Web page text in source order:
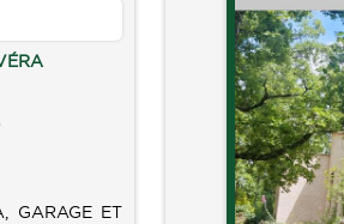
GARAGE ET